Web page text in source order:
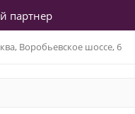
партнер
Воробьевское шоссе, 6